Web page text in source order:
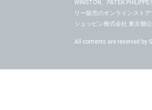
WINSTON、PATEK
リー販売のオンラインストア
シュッピン株式会社 東京都
All contents are reserved by